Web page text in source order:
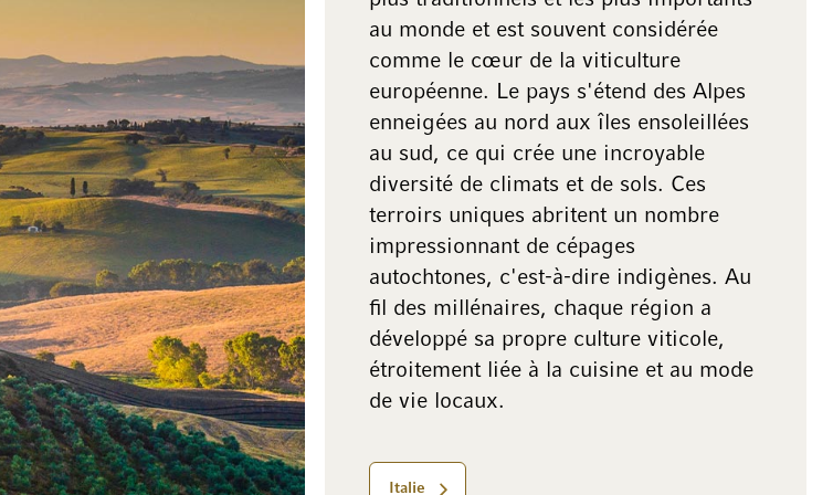
normes, ils
encore,
à interpréter les
contemporaine
ouverte aux
Supertuscans.
culte Luce della
lorsqu’il
en
le prestigieux
La
français: les
au monde et est souvent considérée
comme le cœur de la viticulture
européenne. Le pays s'étend des Alpes
enneigées au nord aux îles ensoleillées
au sud, ce qui crée une incroyable
diversité de climats et de sols. Ces
terroirs uniques abritent un nombre
impressionnant de cépages
autochtones, c'est-à-dire indigènes. Au
fil des millénaires, chaque région a
développé sa propre culture viticole,
étroitement liée à la cuisine et au mode
de vie locaux.
Italie